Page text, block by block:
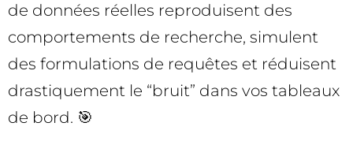
de données réelles reproduisent des
comportements de recherche, simulent
des formulations de requêtes et réduisent
drastiquement le “bruit” dans vos tableaux
de bord. 🎯